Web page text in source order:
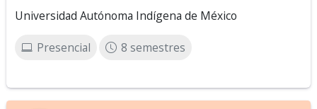
Universidad Autónoma Indígena de México
Presencial 8 semestres